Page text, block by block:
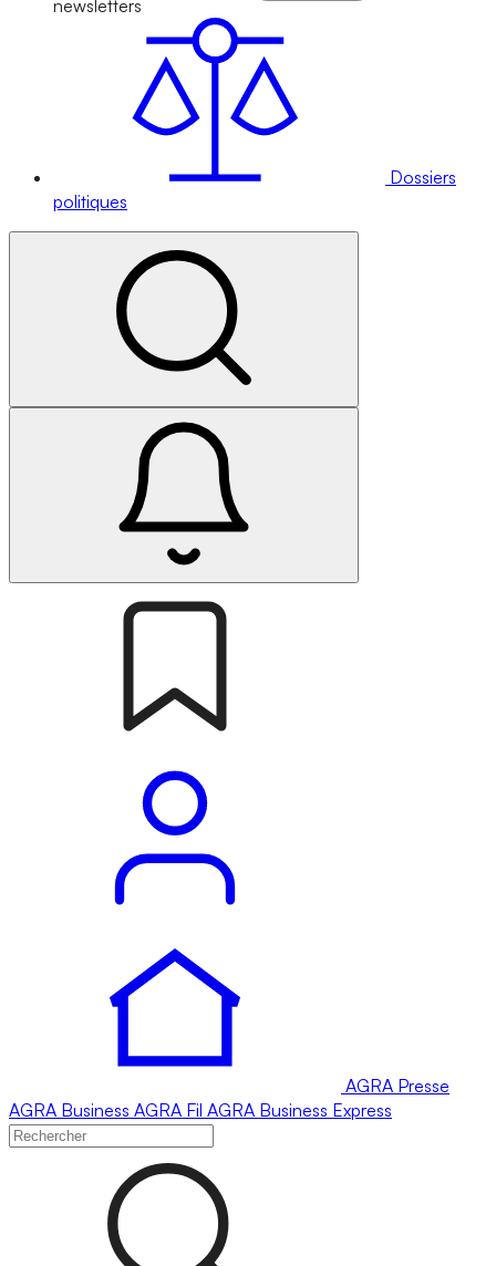
newsletters
Dossiers
politiques
AGRA Presse
AGRA Business AGRA Fil AGRA Business Express